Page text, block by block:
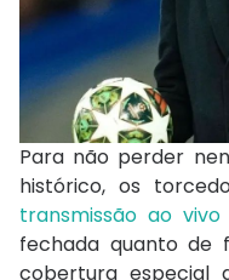
Para não perder
histórico, os
transmissão ao vivo
fechada quanto de
cobertura especial